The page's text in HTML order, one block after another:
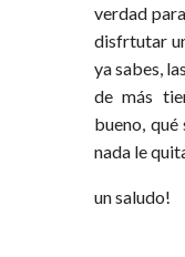
verdad
disfrtutar
ya sabes,
de más
bueno,
nada le
un saludo!